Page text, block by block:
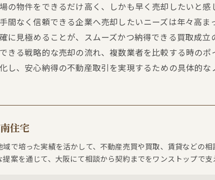
の物件をできるだけ高く、しかも早く売却したいと
間なく信頼できる企業へ売却したいニーズは年々高
に見極めることが、スムーズかつ納得できる買取成
きる戦略的な売却の流れ、複数業者を比較する時の
、安心納得の不動産取引を実現するための具体的な
住宅
域で培った実績を活かして、不動産売買や買取、賃貸などの
案を通じて、大阪にて相談から契約までをワンストップで支